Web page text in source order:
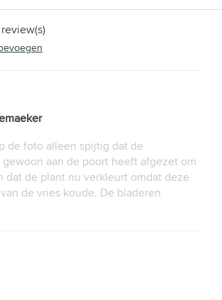
de foto alleen spijtig dat de
aan de poort heeft afgezet om
dat de plant nu verkleurt omdat deze
de vries koude. De bladeren